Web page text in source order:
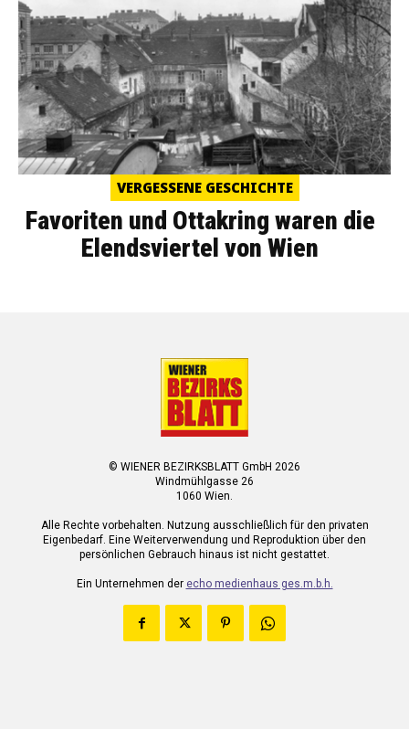
VERGESSENE GESCHICHTE
Favoriten und Ottakring waren die
Elendsviertel von Wien
© WIENER BEZIRKSBLATT GmbH 2026
Windmühlgasse 26
1060 Wien.
Alle Rechte vorbehalten. Nutzung ausschließlich für den privaten
Eigenbedarf. Eine Weiterverwendung und Reproduktion über den
persönlichen Gebrauch hinaus ist nicht gestattet.
Ein Unternehmen der echo medienhaus ges.m.b.h.